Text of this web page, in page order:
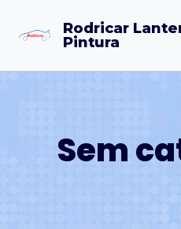
Rodricar
Pintura
Sem